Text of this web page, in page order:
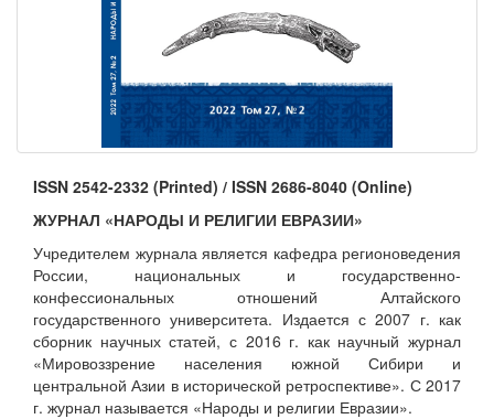
ISSN 2542-2332 (Printed) / ISSN 2686-8040 (Online)
ЖУРНАЛ «НАРОДЫ И РЕЛИГИИ ЕВРАЗИИ»
Учредителем журнала является кафедра регионоведения
России, национальных и государственно-
конфессиональных отношений Алтайского
государственного университета. Издается с 2007 г. как
сборник научных статей, с 2016 г. как научный журнал
«Мировоззрение населения южной Сибири и
центральной Азии в исторической ретроспективе». С 2017
г. журнал называется «Народы и религии Евразии».